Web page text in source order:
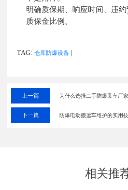
明确质保期、响应时间、违
质保金比例。
TAG: 仓库防爆设备
上一篇 为什么选择二手防爆叉车厂
下一篇 防爆电动搬运车维护的实用
相关推